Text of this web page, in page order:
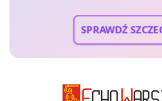
SPRAWDŹ